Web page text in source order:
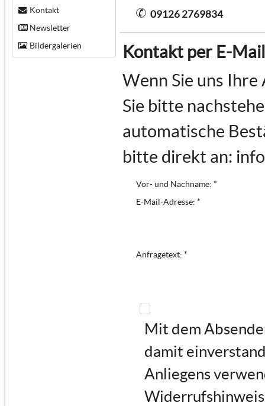
Kontakt
Newsletter
Bildergalerien
09126 2769834
Kontakt per E-Mail
Wenn Sie uns
Sie bitte
automatische
bitte direkt an:
Mit dem
damit
Anliegens
Vor- und Nachname: *
E-Mail-Adresse: *
Anfragetext: *